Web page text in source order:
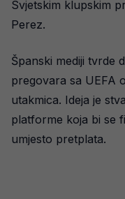
Svjetskim klupskim
Perez.
Španski mediji tvrde
pregovara sa UEFA
utakmica. Ideja je
platforme koja bi se
umjesto pretplata.